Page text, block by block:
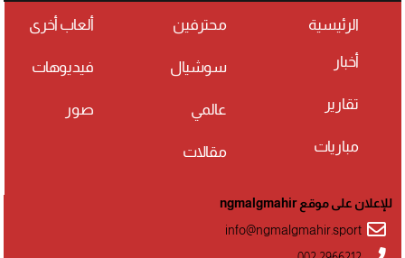
الرئيسية
أخبار
تقارير
مباريات
محترفين
سوشيال
عالمي
مقالات
ألعاب أخرى
فيديوهات
صور
للإعلان على موقع ngmalgmahir
info@ngmalgmahir.sport